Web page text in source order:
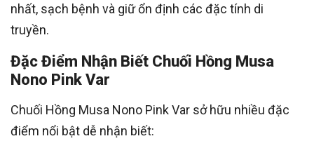
nhất, sạch bệnh và giữ ổn định các đặc tính di
truyền.
Đặc Điểm Nhận Biết Chuối Hồng Musa
Nono Pink Var
Chuối Hồng Musa Nono Pink Var sở hữu nhiều đặc
điểm nổi bật dễ nhận biết: